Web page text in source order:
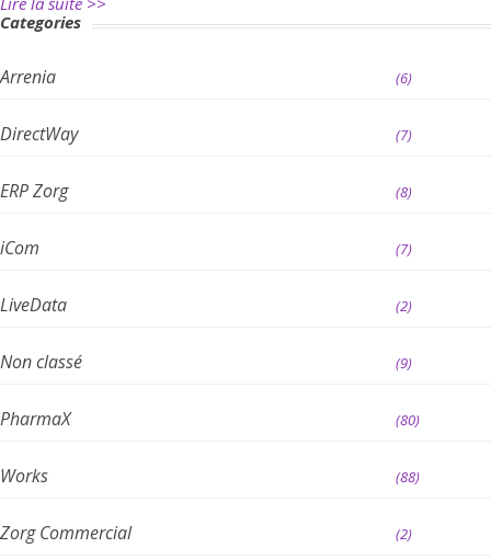
Categories
Arrenia (6)
DirectWay (7)
ERP Zorg (8)
iCom (7)
LiveData (2)
Non classé (9)
PharmaX (80)
Works (88)
Zorg Commercial (2)